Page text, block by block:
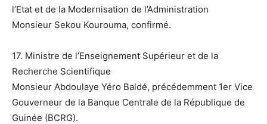
l’Etat et de la Modernisation de l’Administration
Monsieur Sekou Kourouma, confirmé.
17. Ministre de l’Enseignement Supérieur et de la
Recherche Scientifique
Monsieur Abdoulaye Yéro Baldé, précédemment 1er Vice
Gouverneur de la Banque Centrale de la République de
Guinée (BCRG).